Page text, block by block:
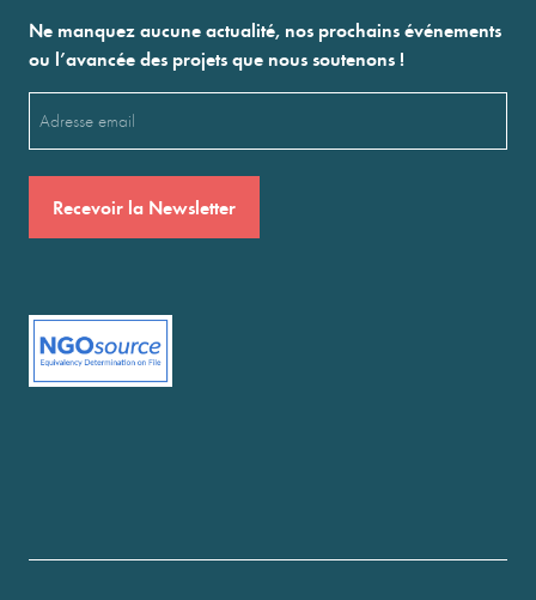
Ne manquez aucune actualité, nos prochains événements
ou l’avancée des projets que nous soutenons !
(Nécessaire)